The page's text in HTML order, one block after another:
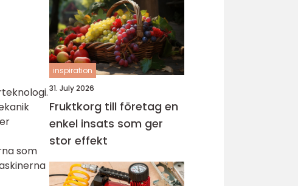
som
inspiration
31. July 2026
Fruktkorg till företag en
enkel insats som ger
stor effekt